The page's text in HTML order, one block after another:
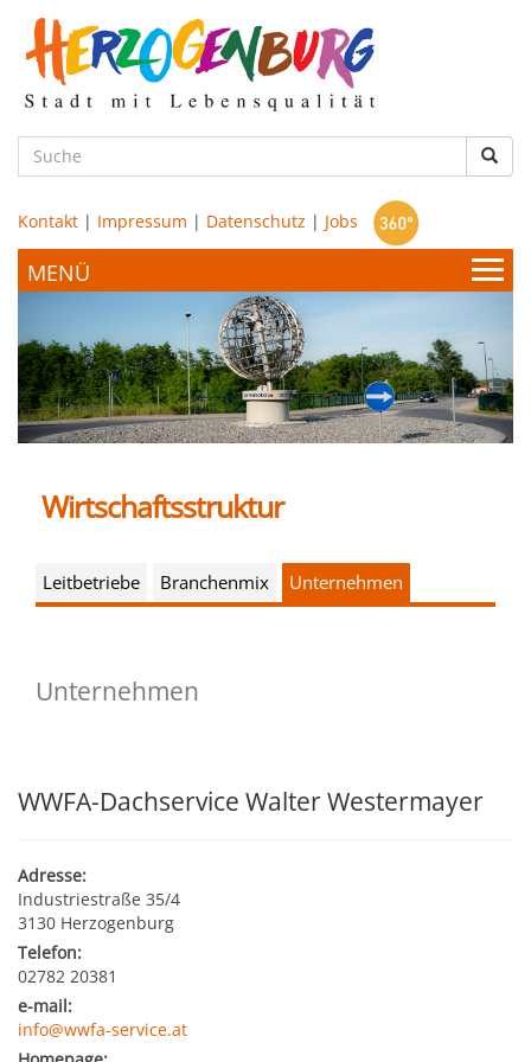
zum
Hauptinhalt
Kontakt | Impressum | Datenschutz | Jobs
Bürgerservice & Politik
Stadtamt
Politik
Amtstafel
Formulare
Förderungen
Gebühren (Verordnungen)
Leben & Wohnen
Gesundheit
Institutionen & Vereine
Freizeitmöglichkeiten
Bauen & Wohnen
Abfall & Umwelt
Veranstaltungskalender
Gastronomie
Beherbergung
Kunst
Strategische Lage
Verkehr
Ausbildung und F&E
Wirtschaftsstruktur
Wirtschaftsstruktur
Leitbetriebe Branchenmix Unternehmen
Unternehmen
WWFA-Dachservice Walter Westermayer
Adresse:
Industriestraße 35/4
3130 Herzogenburg
Telefon:
02782 20381
e-mail:
info@wwfa-service.at